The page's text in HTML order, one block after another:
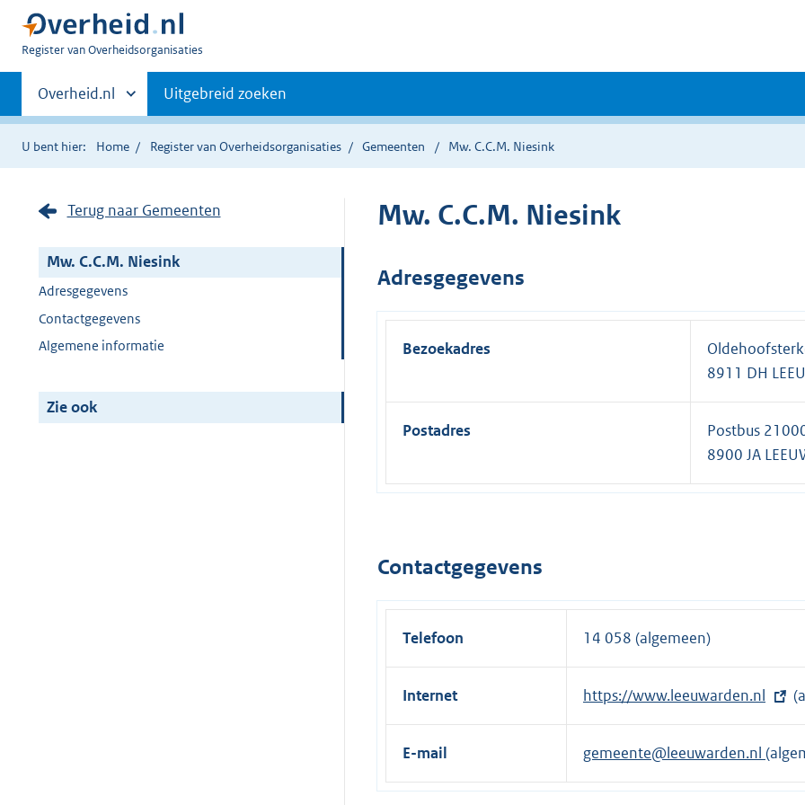
U
Register van Overheidsorganisaties
Primaire
navigatie
Andere
sites
binnen
Overheid.nl Uitgebreid zoeken
U bent hier: Home Register van Overheidsorganisaties Gemeenten Mw. C.C.M. Niesink
Terug naar Gemeenten
Mw. C.C.M. Niesink
Adresgegevens
Contactgegevens
Algemene informatie
Zie ook
Mw. C.C.M. Niesink
Adresgegevens
Bezoekadres
8911 DH
Postadres
Postbus
8900 JA
Contactgegevens
Telefoon 14 058 (algemeen)
Internet
E
x
e
r
https://www.leeuwarden.nl
E-mail gemeente@leeuwarden.nl